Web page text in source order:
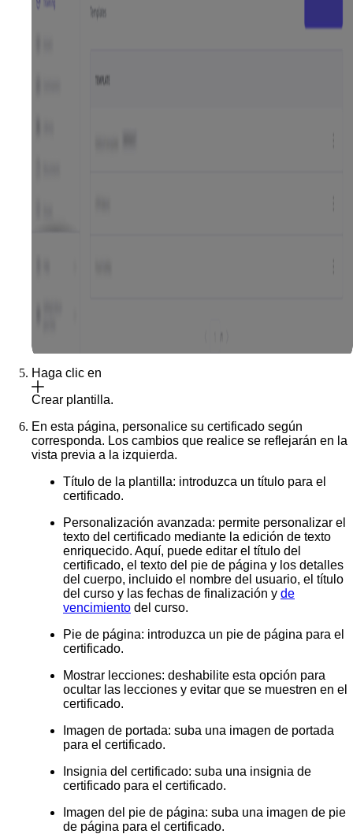
Haga clic en
Crear plantilla.
En esta página, personalice su certificado según
corresponda. Los cambios que realice se reflejarán en la
vista previa a la izquierda.
Título de la plantilla: introduzca un título para el
certificado.
Personalización avanzada: permite personalizar el
texto del certificado mediante la edición de texto
enriquecido. Aquí, puede editar el título del
certificado, el texto del pie de página y los detalles
del cuerpo, incluido el nombre del usuario, el título
del curso y las fechas de finalización y de
vencimiento del curso.
Pie de página: introduzca un pie de página para el
certificado.
Mostrar lecciones: deshabilite esta opción para
ocultar las lecciones y evitar que se muestren en el
certificado.
Imagen de portada: suba una imagen de portada
para el certificado.
Insignia del certificado: suba una insignia de
certificado para el certificado.
Imagen del pie de página: suba una imagen de pie
de página para el certificado.